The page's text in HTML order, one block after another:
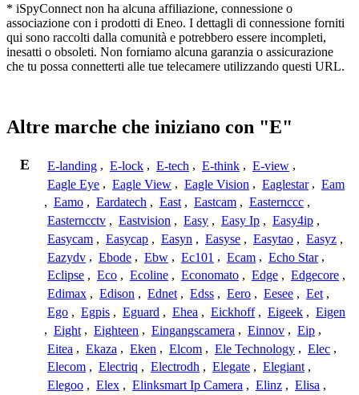
* iSpyConnect non ha alcuna affiliazione, connessione o
associazione con i prodotti di Eneo. I dettagli di connessione forniti
qui sono raccolti dalla comunità e potrebbero essere incompleti,
inesatti o obsoleti. Non forniamo alcuna garanzia o assicurazione
che tu possa connetterti alle tue telecamere utilizzando questi URL.
Altre marche che iniziano con "E"
E E-landing , E-lock , E-tech , E-think , E-view ,
Eagle Eye , Eagle View , Eagle Vision , Eaglestar , Eam
, Eamo , Eardatech , East , Eastcam , Easternccc ,
Easterncctv , Eastvision , Easy , Easy Ip , Easy4ip ,
Easycam , Easycap , Easyn , Easyse , Easytao , Easyz ,
Eazydv , Ebode , Ebw , Ec101 , Ecam , Echo Star ,
Eclipse , Eco , Ecoline , Economato , Edge , Edgecore ,
Edimax , Edison , Ednet , Edss , Eero , Eesee , Eet ,
Ego , Egpis , Eguard , Ehea , Eickhoff , Eigeek , Eigen
, Eight , Eighteen , Eingangscamera , Einnov , Eip ,
Eitea , Ekaza , Eken , Elcom , Ele Technology , Elec ,
Elecom , Electriq , Electrodh , Elegate , Elegiant ,
Elegoo , Elex , Elinksmart Ip Camera , Elinz , Elisa ,